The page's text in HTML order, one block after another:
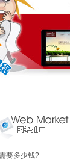
要多少钱?